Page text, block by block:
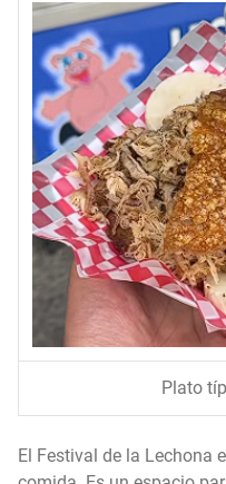
Plato
El Festival de la Lechona